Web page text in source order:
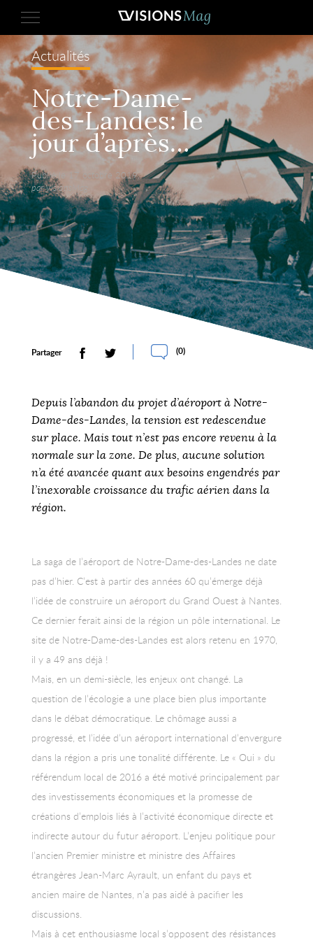
Actualités
Notre-Dame-
des-Landes: le
jour d’après…
Publié le 17 octobre 2019,
par VisionsMag.
Partager (0)
Depuis l’abandon du projet d’aéroport à Notre-
Dame-des-Landes, la tension est redescendue
sur place. Mais tout n’est pas encore revenu à la
normale sur la zone. De plus, aucune solution
n’a été avancée quant aux besoins engendrés par
l’inexorable croissance du trafic aérien dans la
région.
La saga de l’aéroport de Notre-Dame-des-Landes ne date
pas d’hier. C’est à partir des années 60 qu’émerge déjà
l’idée de construire un aéroport du Grand Ouest à Nantes.
Ce dernier ferait ainsi de la région un pôle international. Le
site de Notre-Dame-des-Landes est alors retenu en 1970,
il y a 49 ans déjà !
Mais, en un demi-siècle, les enjeux ont changé. La
question de l’écologie a une place bien plus importante
dans le débat démocratique. Le chômage aussi a
progressé, et l’idée d’un aéroport international d’envergure
dans la région a pris une tonalité différente. Le « Oui » du
référendum local de 2016 a été motivé principalement par
des investissements économiques et la promesse de
créations d’emplois liés à l’activité économique directe et
indirecte autour du futur aéroport. L’enjeu politique pour
l’ancien Premier ministre et ministre des Affaires
étrangères Jean-Marc Ayrault, un enfant du pays et
ancien maire de Nantes, n’a pas aidé à pacifier les
discussions.
Mais à cet enthousiasme local s’opposent des résistances